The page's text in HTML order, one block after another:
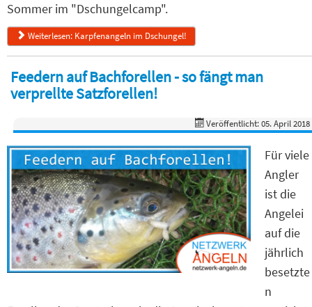
Sommer im "Dschungelcamp".
Weiterlesen: Karpfenangeln im Dschungel!
Feedern auf Bachforellen - so fängt man
verprellte Satzforellen!
Veröffentlicht: 05. April 2018
Für viele
Angler
ist die
Angelei
auf die
jährlich
besetzte
n